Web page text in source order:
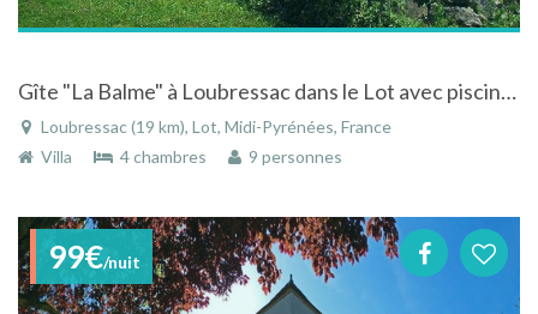
Gîte "La Balme" à Loubressac dans le Lot avec piscine privée et vue sur les Causses du Quercy
Loubressac (19 km), Lot, Midi-Pyrénées, France
Villa
4 chambres 9 personnes
99€/nuit